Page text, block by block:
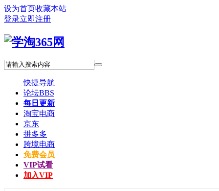
设为首页收藏本站
登录立即注册
快捷导航
论坛BBS
每日更新
淘宝电商
京东
拼多多
跨境电商
免费会员
VIP试看
加入VIP